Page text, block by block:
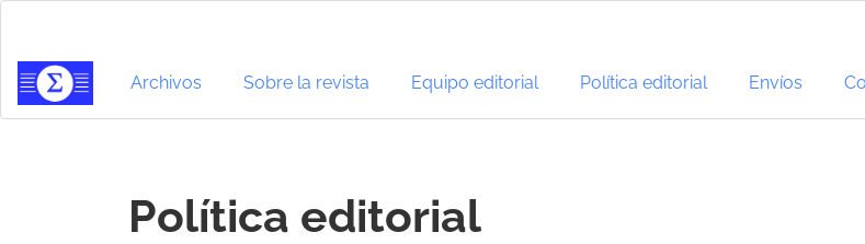
Contenido
principal
Barra
Archivos Sobre la revista Equipo editorial Política editorial Envíos
Política editorial